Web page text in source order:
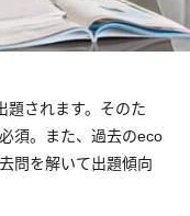
題されます。そのた
須。また、過去のeco
問を解いて出題傾向